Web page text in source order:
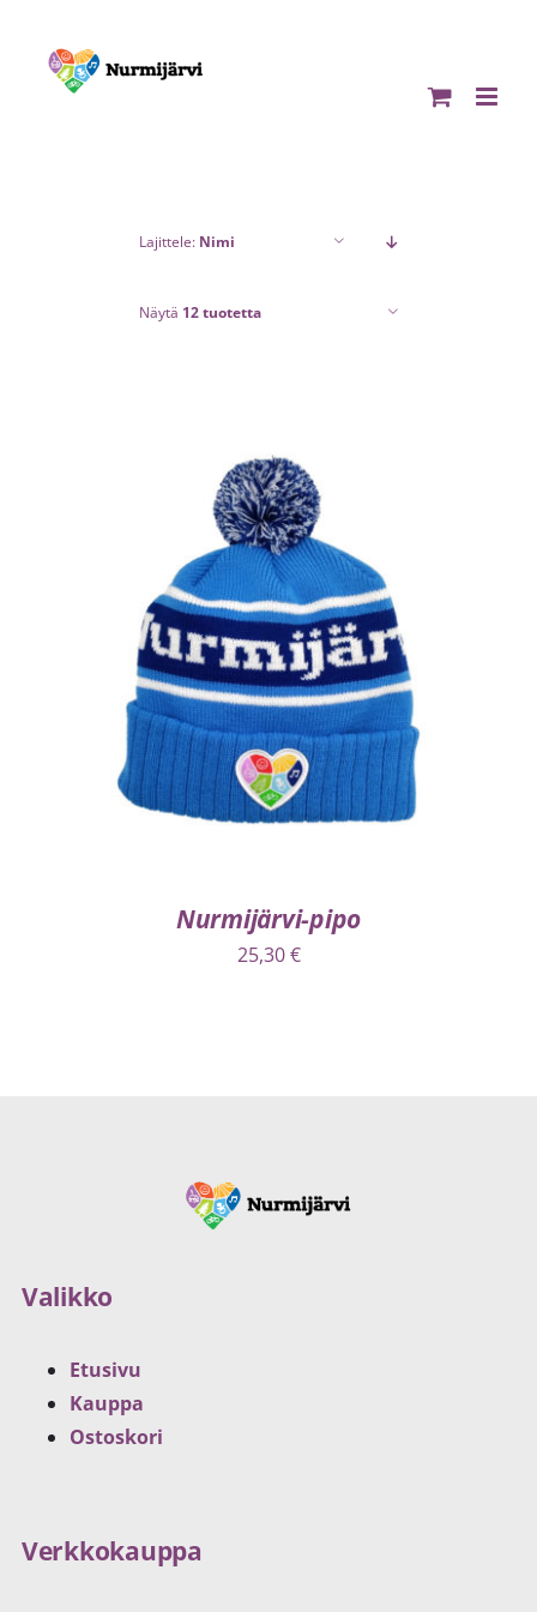
content
Lajittele: Nimi
Näytä 12 tuotetta
LISÄÄ OSTOSKORIIN / LISÄTIEDOT
Nurmijärvi-pipo
25,30€
Valikko
Etusivu
Kauppa
Ostoskori
Verkkokauppa